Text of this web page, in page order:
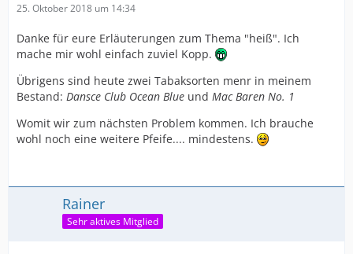
25. Oktober 2018 um 14:34
Danke für eure Erläuterungen zum Thema "heiß". Ich
mache mir wohl einfach zuviel Kopp.
Übrigens sind heute zwei Tabaksorten menr in meinem
Bestand: Dansce Club Ocean Blue und Mac Baren No. 1
Womit wir zum nächsten Problem kommen. Ich brauche
wohl noch eine weitere Pfeife.... mindestens.
Rainer
Sehr aktives Mitglied